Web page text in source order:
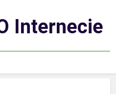
Internecie